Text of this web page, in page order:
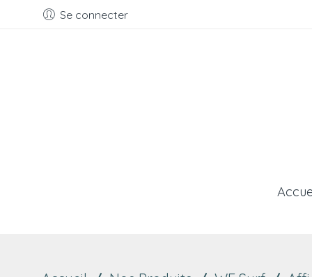
Se connecter